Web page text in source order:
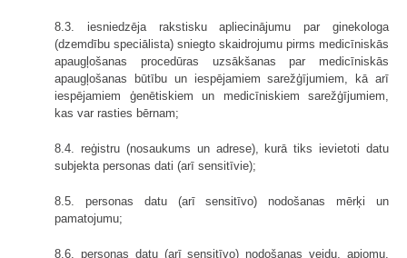
8.3. iesniedzēja rakstisku apliecinājumu par ginekologa
(dzemdību speciālista) sniegto skaidrojumu pirms medicīniskās
apaugļošanas procedūras uzsākšanas par medicīniskās
apaugļošanas būtību un iespējamiem sarežģījumiem, kā arī
iespējamiem ģenētiskiem un medicīniskiem sarežģījumiem,
kas var rasties bērnam;
8.4. reģistru (nosaukums un adrese), kurā tiks ievietoti datu
subjekta personas dati (arī sensitīvie);
8.5. personas datu (arī sensitīvo) nodošanas mērķi un
pamatojumu;
8.6. personas datu (arī sensitīvo) nodošanas veidu, apjomu,